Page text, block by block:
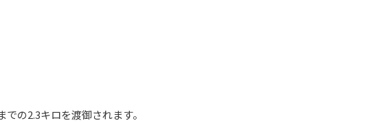
の2.3キロを渡御されます。